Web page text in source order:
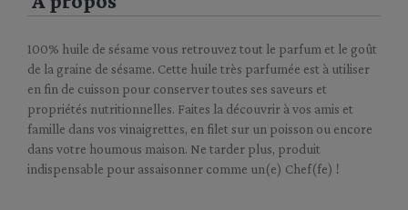
100% huile de sésame vous retrouvez tout le parfum et le goût
de la graine de sésame. Cette huile très parfumée est à utiliser
en fin de cuisson pour conserver toutes ses saveurs et
propriétés nutritionnelles. Faites la découvrir à vos amis et
famille dans vos vinaigrettes, en filet sur un poisson ou encore
dans votre houmous maison. Ne tarder plus, produit
indispensable pour assaisonner comme un(e) Chef(fe) !